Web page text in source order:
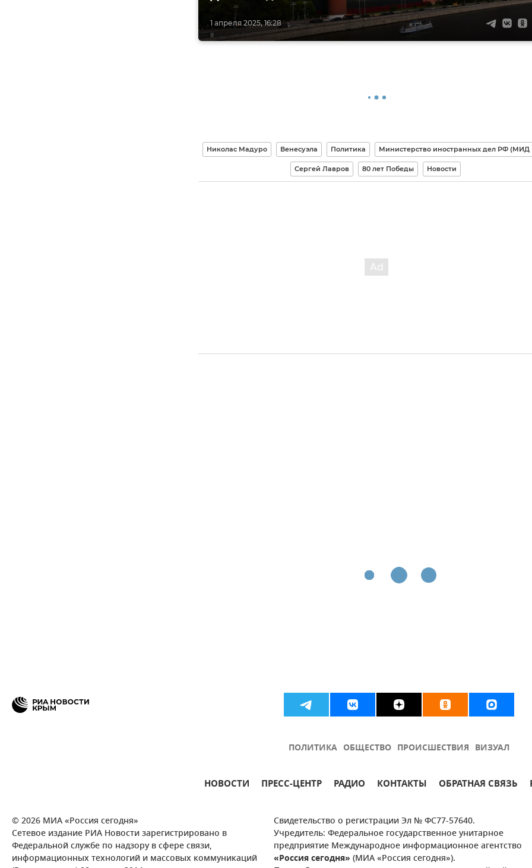
1 апреля 2025, 16:28
Николас Мадуро Венесуэла Политика Министерство иностранных дел РФ (МИД
Сергей Лавров 80 лет Победы Новости
ПОЛИТИКА ОБЩЕСТВО ПРОИСШЕСТВИЯ ВИЗУАЛ
НОВОСТИ ПРЕСС-ЦЕНТР РАДИО КОНТАКТЫ ОБРАТНАЯ СВЯЗЬ
© 2026 МИА «Россия сегодня»
Сетевое издание РИА Новости зарегистрировано в
Федеральной службе по надзору в сфере связи,
информационных технологий и массовых коммуникаций
Свидетельство о регистрации Эл № ФС77-57640.
Учредитель: Федеральное государственное унитарное
предприятие Международное информационное агентство
«Россия сегодня» (МИА «Россия сегодня»).